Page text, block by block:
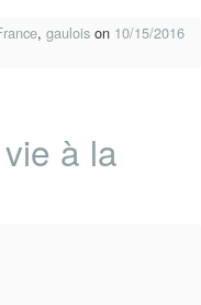
, gaulois on 10/15/2016
à la